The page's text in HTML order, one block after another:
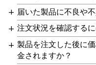
届いた製品に不良や
注文状況を確認する
製品を注文した後に
金されますか？